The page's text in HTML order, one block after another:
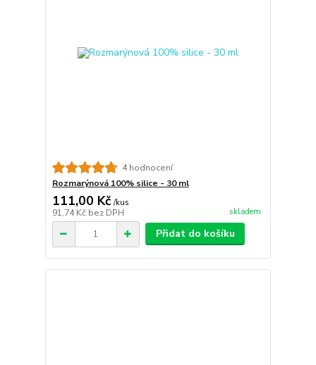
4 hodnocení
Rozmarýnová 100% silice - 30 ml
111,00 Kč /kus
91,74 Kč bez DPH skladem
Přidat do košíku